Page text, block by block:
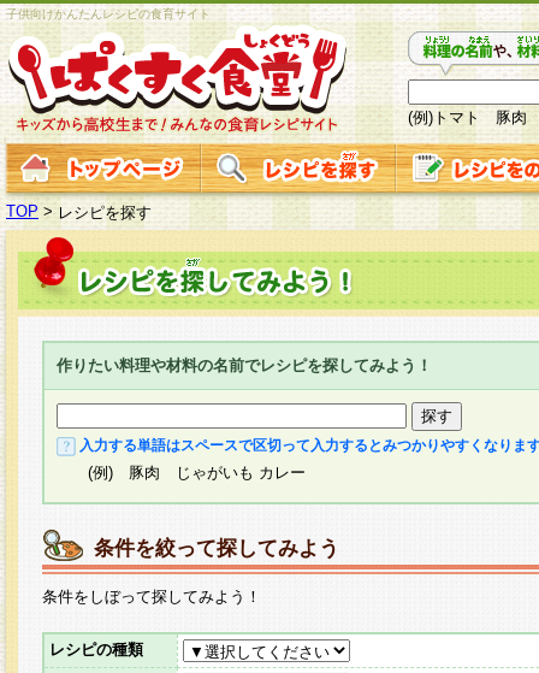
子供向けかんたんレシピの食育サイト
(例)トマト 豚肉
TOP > レシピを探す
作りたい料理や材料の名前でレシピを探してみよう！
入力する単語はスペースで区切って入力するとみつかりやすくなりま
(例) 豚肉 じゃがいも カレー
条件を絞って探してみよう
条件をしぼって探してみよう！
レシピの種類